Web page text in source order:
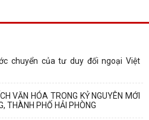
chuyển của tư duy đối ngoại Việt
VĂN HÓA TRONG KỶ NGUYÊN MỚI
THÀNH PHỐ HẢI PHÒNG